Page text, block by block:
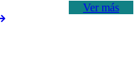
Ver más